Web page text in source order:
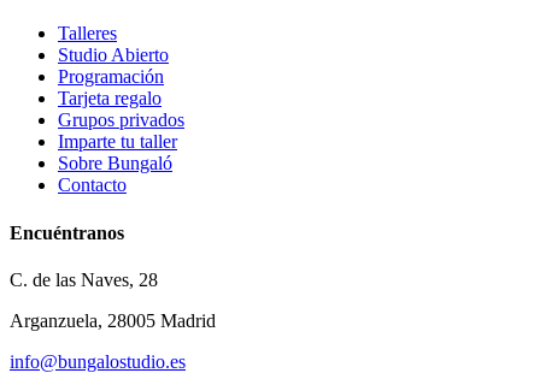
Talleres
Studio Abierto
Programación
Tarjeta regalo
Grupos privados
Imparte tu taller
Sobre Bungaló
Contacto
Encuéntranos
C. de las Naves, 28
Arganzuela, 28005 Madrid
info@bungalostudio.es